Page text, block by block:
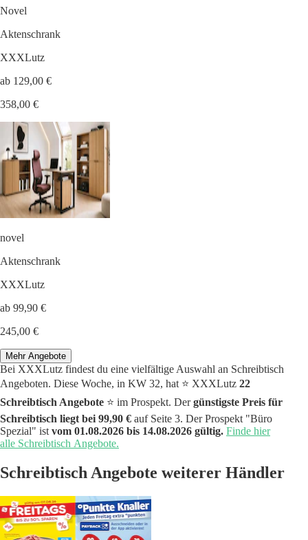
Novel
Aktenschrank
XXXLutz
ab 129,00 €
358,00 €
novel
Aktenschrank
XXXLutz
ab 99,90 €
245,00 €
Mehr Angebote
Bei XXXLutz findest du eine vielfältige Auswahl an Schreibtisch
Angeboten. Diese Woche, in KW 32, hat ⭐️ XXXLutz 22
Schreibtisch Angebote ⭐️ im Prospekt. Dergünstigste Preis für
Schreibtisch liegt bei 99,90 € auf Seite 3. Der Prospekt "Büro
Spezial" ist vom 01.08.2026 bis 14.08.2026 gültig. Finde hier
alle Schreibtisch Angebote.
Schreibtisch Angebote weiterer Händler